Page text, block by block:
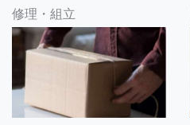
修理・組立